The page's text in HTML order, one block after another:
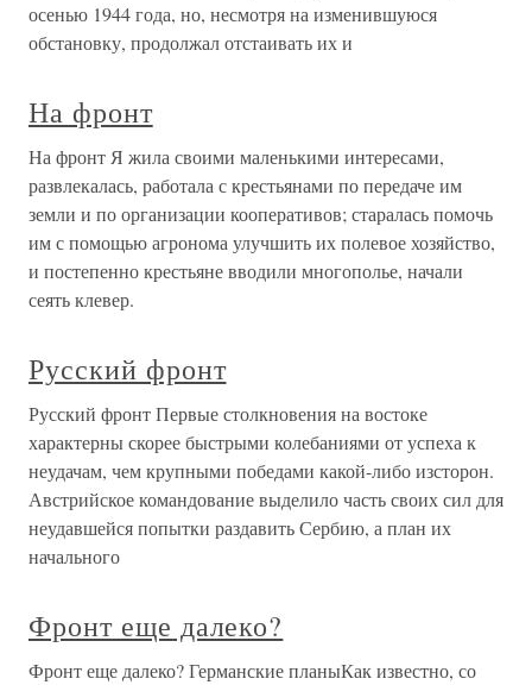
осенью 1944 года, но, несмотря на изменившуюся
обстановку, продолжал отстаивать их и
На фронт
На фронт Я жила своими маленькими интересами,
развлекалась, работала с крестьянами по передаче им
земли и по организации кооперативов; старалась помочь
им с помощью агронома улучшить их полевое хозяйство,
и постепенно крестьяне вводили многополье, начали
сеять клевер.
Русский фронт
Русский фронт Первые столкновения на востоке
характерны скорее быстрыми колебаниями от успеха к
неудачам, чем крупными победами какой-либо изсторон.
Австрийское командование выделило часть своих сил для
неудавшейся попытки раздавить Сербию, а план их
начального
Фронт еще далеко?
Фронт еще далеко? Германские планыКак известно, со